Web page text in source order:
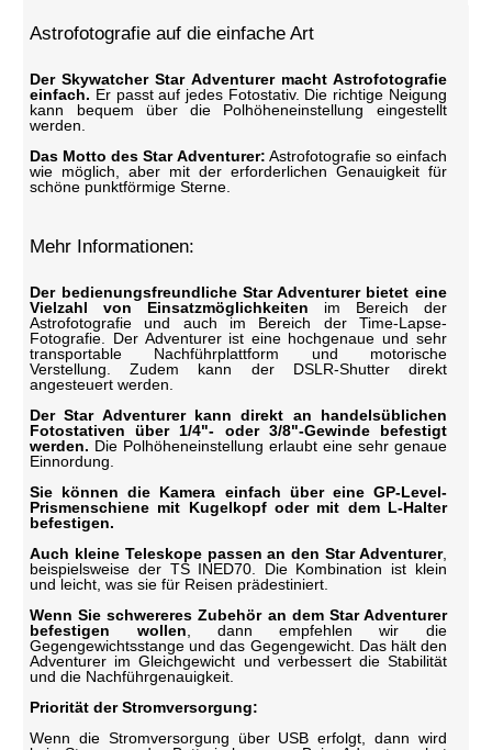
Astrofotografie auf die einfache Art
Der Skywatcher Star Adventurer macht Astrofotografie
einfach. Er passt auf jedes Fotostativ. Die richtige Neigung
kann bequem über die Polhöheneinstellung eingestellt
werden.
Das Motto des Star Adventurer: Astrofotografie so einfach
wie möglich, aber mit der erforderlichen Genauigkeit für
schöne punktförmige Sterne.
Mehr Informationen:
Der bedienungsfreundliche Star Adventurer bietet eine
Vielzahl von Einsatzmöglichkeiten im Bereich der
Astrofotografie und auch im Bereich der Time-Lapse-
Fotografie. Der Adventurer ist eine hochgenaue und sehr
transportable Nachführplattform und motorische
Verstellung. Zudem kann der DSLR-Shutter direkt
angesteuert werden.
Der Star Adventurer kann direkt an handelsüblichen
Fotostativen über 1/4"- oder 3/8"-Gewinde befestigt
werden. Die Polhöheneinstellung erlaubt eine sehr genaue
Einnordung.
Sie können die Kamera einfach über eine GP-Level-
Prismenschiene mit Kugelkopf oder mit dem L-Halter
befestigen.
Auch kleine Teleskope passen an den Star Adventurer,
beispielsweise der TS INED70. Die Kombination ist klein
und leicht, was sie für Reisen prädestiniert.
Wenn Sie schwereres Zubehör an dem Star Adventurer
befestigen wollen, dann empfehlen wir die
Gegengewichtsstange und das Gegengewicht. Das hält den
Adventurer im Gleichgewicht und verbessert die Stabilität
und die Nachführgenauigkeit.
Priorität der Stromversorgung:
Wenn die Stromversorgung über USB erfolgt, dann wird